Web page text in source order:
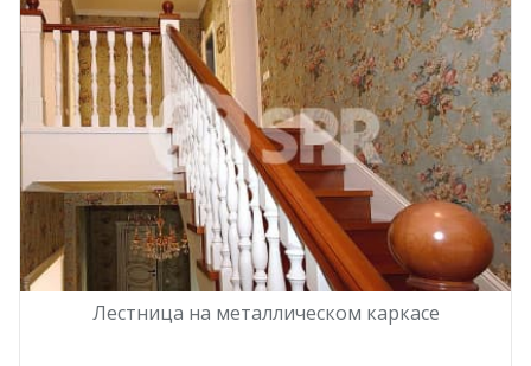
Лестница на металлическом каркасе